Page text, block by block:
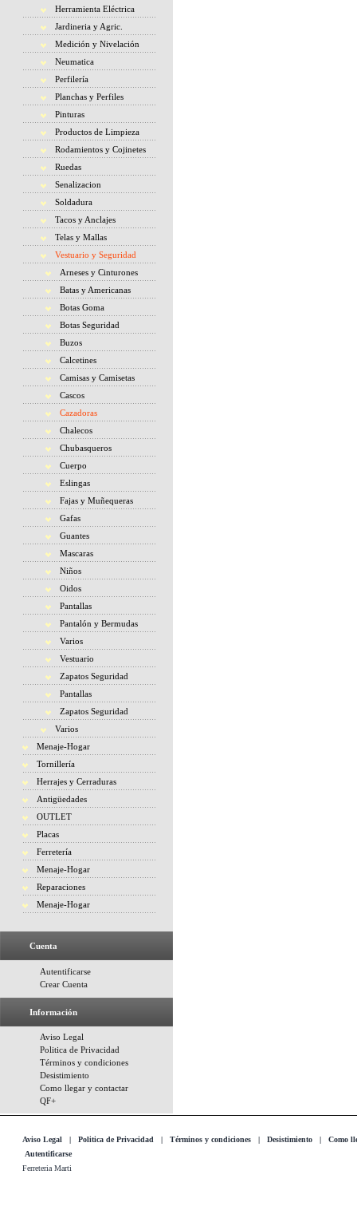
Herramienta Eléctrica
Jardineria y Agric.
Medición y Nivelación
Neumatica
Perfilería
Planchas y Perfiles
Pinturas
Productos de Limpieza
Rodamientos y Cojinetes
Ruedas
Senalizacion
Soldadura
Tacos y Anclajes
Telas y Mallas
Vestuario y Seguridad
Arneses y Cinturones
Batas y Americanas
Botas Goma
Botas Seguridad
Buzos
Calcetines
Camisas y Camisetas
Cascos
Cazadoras
Chalecos
Chubasqueros
Cuerpo
Eslingas
Fajas y Muñequeras
Gafas
Guantes
Mascaras
Niños
Oidos
Pantallas
Pantalón y Bermudas
Varios
Vestuario
Zapatos Seguridad
Pantallas
Zapatos Seguridad
Varios
Menaje-Hogar
Tornillería
Herrajes y Cerraduras
Antigüedades
OUTLET
Placas
Ferretería
Menaje-Hogar
Reparaciones
Menaje-Hogar
Cuenta
Autentificarse
Crear Cuenta
Información
Aviso Legal
Politica de Privacidad
Términos y condiciones
Desistimiento
Como llegar y contactar
QF+
Aviso Legal | Politica de Privacidad | Términos y condiciones | Desistimiento | Como
Autentificarse
Ferreteria Marti